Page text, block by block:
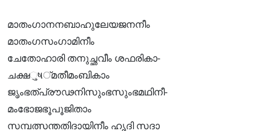
മാതംഗാനനബാഹുലേയജനനീം
മാതംഗസംഗാമിനീം
ചേതോഹാരി തനുച്ഛവീം ശഫരികാ-
ചക്ഷુષ്മതീമംബികാം
ജൃംഭത്പ്രൗഢനിസുംഭസുംഭമഥിനീ-
മംഭോജഭൂപൂജിതാം
സമ്പത്സന്തതിദായിനീം ഹൃദി സദാ